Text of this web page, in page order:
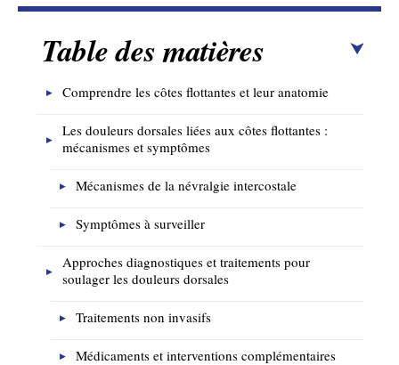
Table des matières
Comprendre les côtes flottantes et leur anatomie
Les douleurs dorsales liées aux côtes flottantes :
mécanismes et symptômes
Mécanismes de la névralgie intercostale
Symptômes à surveiller
Approches diagnostiques et traitements pour
soulager les douleurs dorsales
Traitements non invasifs
Médicaments et interventions complémentaires